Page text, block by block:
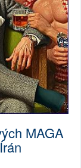
MAGA